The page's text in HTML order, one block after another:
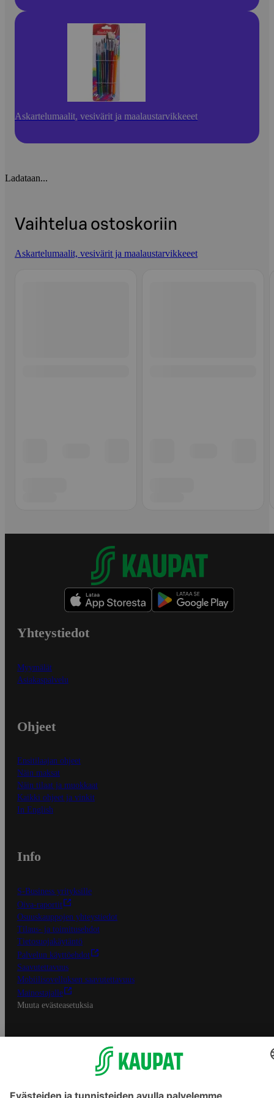
Askartelumaalit, vesivärit ja maalaustarvikkeeet
Ladataan...
Vaihtelua ostoskoriin
Askartelumaalit, vesivärit ja maalaustarvikkeeet
Yhteystiedot
Myymälät
Asiakaspalvelu
Ohjeet
Ensitilaajan ohjeet
Näin maksat
Näin tilaat ja muokkaat
Kaikki ohjeet ja vinkit
In English
Info
S-Business yrityksille
Oiva-raportit
Osuuskauppojen yhteystiedot
Tilaus- ja toimitusehdot
Tietosuojakäytäntö
Palvelun käyttöehdot
Saavutettavuus
Mobiilisovelluksen saavutettavuus
Mainostajalle
Muuta evästeasetuksia
S-ryhmän palvelut